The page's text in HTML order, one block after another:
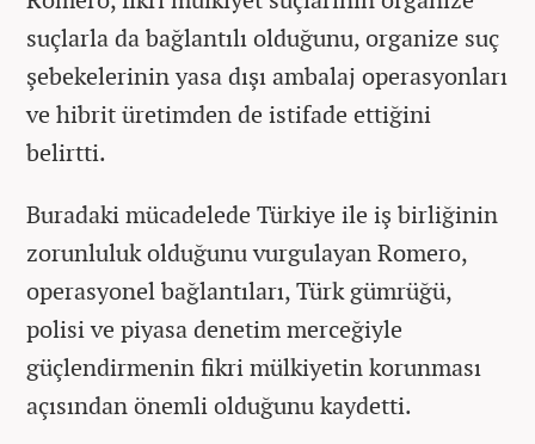
suçlarla da bağlantılı olduğunu, organize suç
şebekelerinin yasa dışı ambalaj operasyonları
ve hibrit üretimden de istifade ettiğini
belirtti.
Buradaki mücadelede Türkiye ile iş birliğinin
zorunluluk olduğunu vurgulayan Romero,
operasyonel bağlantıları, Türk gümrüğü,
polisi ve piyasa denetim merceğiyle
güçlendirmenin fikri mülkiyetin korunması
açısından önemli olduğunu kaydetti.